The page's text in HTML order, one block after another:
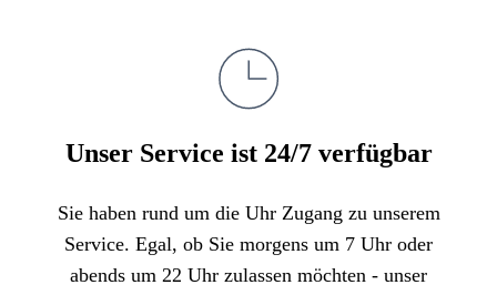
Unser Service ist 24/7 verfügbar
Sie haben rund um die Uhr Zugang zu unserem
Service. Egal, ob Sie morgens um 7 Uhr oder
abends um 22 Uhr zulassen möchten - unser